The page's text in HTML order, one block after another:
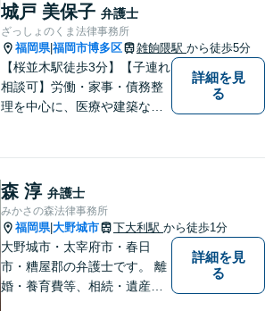
城戸 美保子 弁護士
ざっしょのくま法律事務所
福岡県|福岡市博多区 雑餉隈駅 から徒歩5分
【桜並木駅徒歩3分】【子連れ
相談可】労働・家事・債務整
理を中心に、医療や建築など
も、早めにお越しいただい
て、一緒に解決を目指しまし
ょう。
詳細を見
る
森 淳 弁護士
みかさの森法律事務所
福岡県|大野城市 下大利駅 から徒歩1分
大野城市・太宰府市・春日
市・糟屋郡の弁護士です。 離
婚・養育費等、相続・遺産分
詳細を見
る